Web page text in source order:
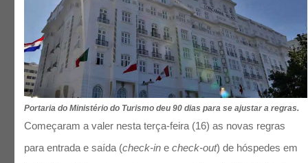
Portaria do Ministério do Turismo deu 90 dias para se ajustar a regras.
Começaram a valer nesta terça-feira (16) as novas regras
para entrada e saída (check-in echeck-out) de hóspedes em